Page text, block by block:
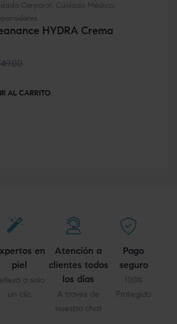
Corporal , Cuidado Médico,
HYDRA Crema
AL CARRITO
en
piel
a solo
un clic
Atención a
clientes todos
los días
A través de
nuestro chat
Pago
seguro
100%
Protegido